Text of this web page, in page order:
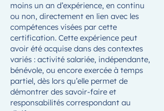
moins un an d’expérience, en continu
ou non, directement en lien avec les
compétences visées par cette
certification. Cette expérience peut
avoir été acquise dans des contextes
variés : activité salariée, indépendante,
bénévole, ou encore exercée à temps
partiel, dès lors qu’elle permet de
démontrer des savoir-faire et
responsabilités correspondant au